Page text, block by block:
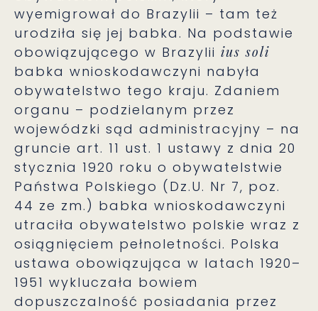
wyemigrował do Brazylii – tam też
urodziła się jej babka. Na podstawie
obowiązującego w Brazylii ius soli
babka wnioskodawczyni nabyła
obywatelstwo tego kraju. Zdaniem
organu – podzielanym przez
wojewódzki sąd administracyjny – na
gruncie art. 11 ust. 1 ustawy z dnia 20
stycznia 1920 roku o obywatelstwie
Państwa Polskiego (Dz.U. Nr 7, poz.
44 ze zm.) babka wnioskodawczyni
utraciła obywatelstwo polskie wraz z
osiągnięciem pełnoletności. Polska
ustawa obowiązująca w latach 1920–
1951 wykluczała bowiem
dopuszczalność posiadania przez